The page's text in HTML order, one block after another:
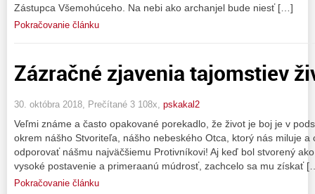
Zástupca Všemohúceho. Na nebi ako archanjel bude niesť […]
Pokračovanie článku
Zázračné zjavenia tajomstiev
30. októbra 2018, Prečítané 3 108x, pskakal2
Veľmi známe a často opakované porekadlo, že život je boj je v
okrem nášho Stvoriteľa, nášho nebeského Otca, ktorý nás miluje
odporovať nášmu najväčšiemu Protivníkovi! Aj keď bol stvorený
vysoké postavenie a primeraanú múdrosť, zachcelo sa mu získať
Pokračovanie článku